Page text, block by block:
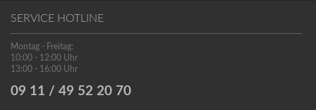
SERVICE HOTLINE
Montag - Freitag:
10:00 - 12:00 Uhr
13:00 - 16:00 Uhr
09 11 / 49 52 20 70